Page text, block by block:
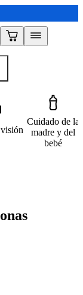
Cuidado de la
madre y del
bebé